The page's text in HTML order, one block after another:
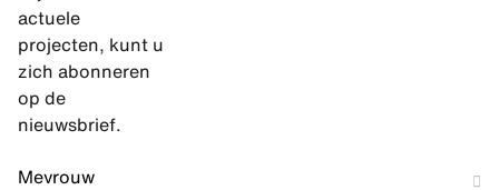
actuele
projecten, kunt u
zich abonneren
op de
nieuwsbrief.